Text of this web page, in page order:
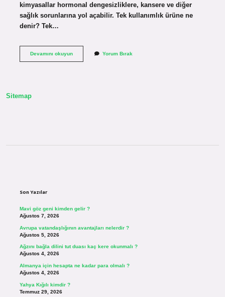
kimyasallar hormonal dengesizliklere, kansere ve diğer
sağlık sorunlarına yol açabilir. Tek kullanımlık ürüne ne
denir? Tek…
Devamını okuyunTek
Yorum Bırak
Sitemap
Son Yazılar
Mavi göz geni kimden gelir ?
Ağustos 7, 2026
Avrupa vatandaşlığının avantajları nelerdir ?
Ağustos 5, 2026
Ağzını bağla dilini tut duası kaç kere okunmalı ?
Ağustos 4, 2026
Almanya için hesapta ne kadar para olmalı ?
Ağustos 4, 2026
Yahya Kığılı kimdir ?
Temmuz 29, 2026